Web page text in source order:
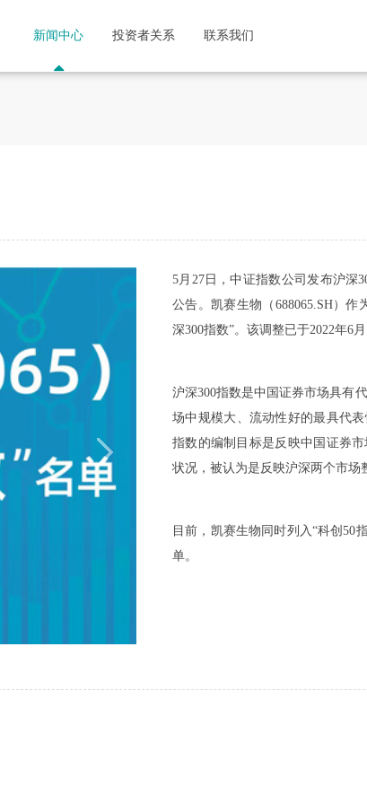
新闻中心 投资者关系 联系我们
5月27日，中证指数公司发布沪深
公告。凯赛生物（688065.SH）作
深300指数”。该调整已于2022年6
沪深300指数是中国证券市场具有
场中规模大、流动性好的最具代
指数的编制目标是反映中国证券
状况，被认为是反映沪深两个市场
目前，凯赛生物同时列入“科创50
单。